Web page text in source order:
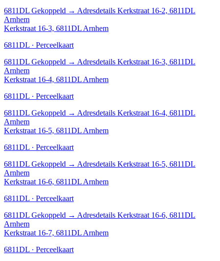
6811DL Gekoppeld → Adresdetails Kerkstraat 16-2, 6811DL
Arnhem
Kerkstraat 16-3, 6811DL Arnhem
6811DL · Perceelkaart
6811DL Gekoppeld → Adresdetails Kerkstraat 16-3, 6811DL
Arnhem
Kerkstraat 16-4, 6811DL Arnhem
6811DL · Perceelkaart
6811DL Gekoppeld → Adresdetails Kerkstraat 16-4, 6811DL
Arnhem
Kerkstraat 16-5, 6811DL Arnhem
6811DL · Perceelkaart
6811DL Gekoppeld → Adresdetails Kerkstraat 16-5, 6811DL
Arnhem
Kerkstraat 16-6, 6811DL Arnhem
6811DL · Perceelkaart
6811DL Gekoppeld → Adresdetails Kerkstraat 16-6, 6811DL
Arnhem
Kerkstraat 16-7, 6811DL Arnhem
6811DL · Perceelkaart